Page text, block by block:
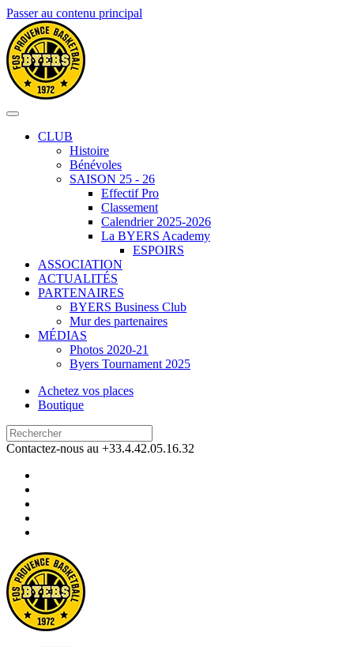
Passer au contenu principal
CLUB
Histoire
Bénévoles
SAISON 25 - 26
Effectif Pro
Classement
Calendrier 2025-2026
La BYERS Academy
ESPOIRS
ASSOCIATION
ACTUALITÉS
PARTENAIRES
BYERS Business Club
Mur des partenaires
MÉDIAS
Photos 2020-21
Byers Tournament 2025
Achetez vos places
Boutique
Contactez-nous au +33.4.42.05.16.32